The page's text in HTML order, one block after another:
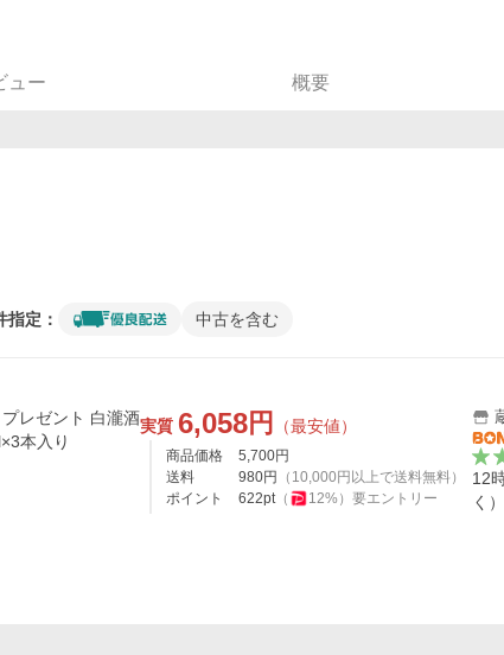
ュー 概要
指定： 中古を含む
レゼント 白瀧酒
本入り
実質 6,058円 （最安値）
商品価格 5,700円
送料
980円 （ 10,000 円以上で送料無料）
ポイント
622pt（ 12%） 要エントリー
12
く）